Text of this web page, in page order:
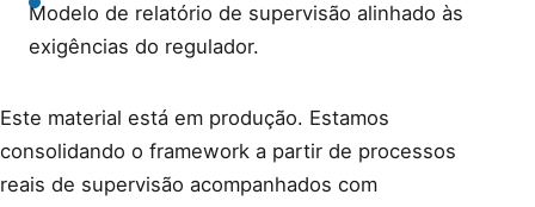
Modelo de relatório de supervisão alinhado às
exigências do regulador.
Este material está em produção. Estamos
consolidando o framework a partir de processos
reais de supervisão acompanhados com